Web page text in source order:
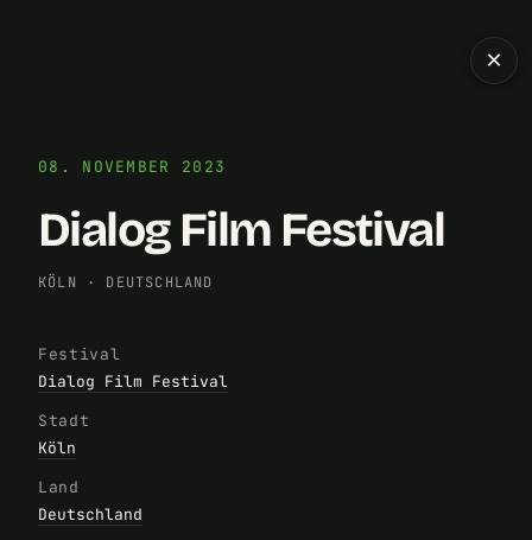
08. NOVEMBER 2023
Dialog Film Festival
KÖLN · DEUTSCHLAND
Festival
Dialog Film Festival
Stadt
Köln
Land
Deutschland
×